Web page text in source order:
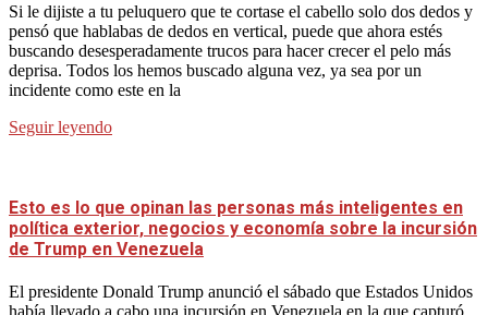
Si le dijiste a tu peluquero que te cortase el cabello solo dos dedos y
pensó que hablabas de dedos en vertical, puede que ahora estés
buscando desesperadamente trucos para hacer crecer el pelo más
deprisa. Todos los hemos buscado alguna vez, ya sea por un
incidente como este en la
Seguir leyendo
Esto es lo que opinan las personas más inteligentes en
política exterior, negocios y economía sobre la incursión
de Trump en Venezuela
El presidente Donald Trump anunció el sábado que Estados Unidos